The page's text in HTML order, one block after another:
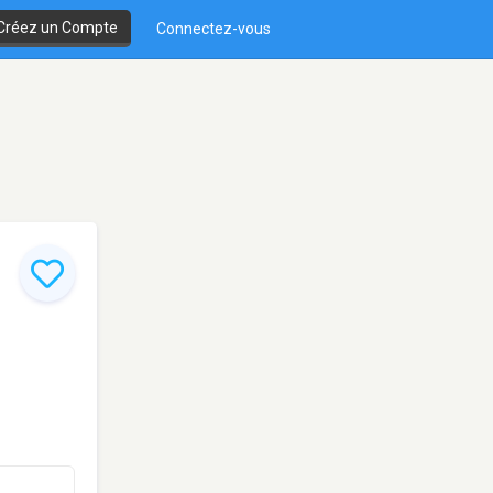
un Compte Connectez-vous